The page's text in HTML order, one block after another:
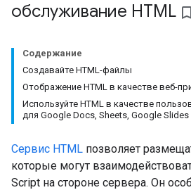
обслуживание HTML bookmark_border
Содержание
Создавайте HTML-файлы
Отображение HTML в качестве веб-
Используйте HTML в качестве
для Google Docs, Sheets, Google Slides
Сервис HTML позволяет
которые могут
Script на стороне сервера. Он